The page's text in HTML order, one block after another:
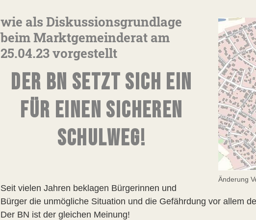
Änderung
wie als Diskussionsgrundlage
beim Marktgemeinderat am
25.04.23 vorgestellt
DER BN SETZT SICH EIN
FÜR EINEN SICHEREN
SCHULWEG!
Seit vielen Jahren beklagen Bürgerinnen und
Bürger die unmögliche Situation und die Gefährdung vor allem
Der BN ist der gleichen Meinung!